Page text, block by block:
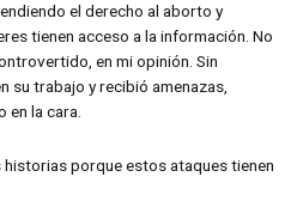
el derecho al aborto y
tienen acceso a la información. No
en mi opinión. Sin
su trabajo y recibió amenazas,
en la cara.
porque estos ataques tienen